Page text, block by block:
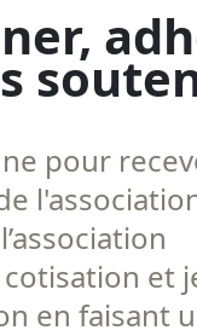
pour
et
en faisant